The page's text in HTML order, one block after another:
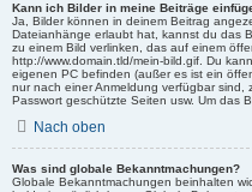
Kann ich Bilder in meine Beiträge
Ja, Bilder können in deinem Beitrag
Dateianhänge erlaubt hat, kannst du das
zu einem Bild verlinken, das auf einem
http://www.domain.tld/mein-bild.gif. Du
eigenen PC befinden (außer es ist ein
nur nach einer Anmeldung verfügbar sind,
Passwort geschützte Seiten usw. Um das
Nach oben
Was sind globale Bekanntmachungen?
Globale Bekanntmachungen beinhalten